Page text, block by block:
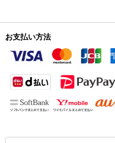
お支払い方法